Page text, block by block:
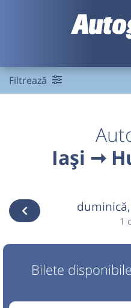
Filtrează
Iași ➞
duminică,
1
Bilete